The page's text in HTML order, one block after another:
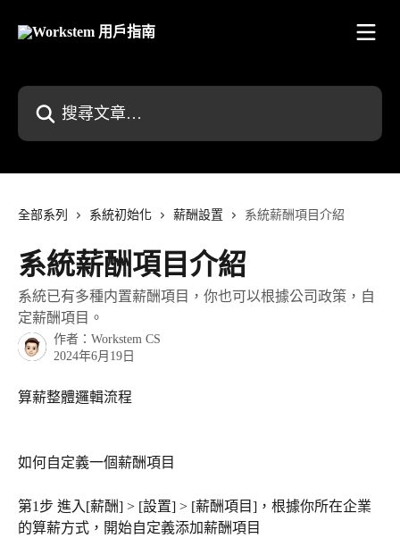
搜尋文章…
全部系列 系統初始化 薪酬設置 系統薪酬項目介紹
系統薪酬項目介紹
系統已有多種内置薪酬項目，你也可以根據公司政策，自
定薪酬項目。
作者： Workstem CS
2024年6月19日
算薪整體邏輯流程
如何自定義一個薪酬項目
第1步 進入[薪酬] > [設置] > [薪酬項目]，根據你所在企業
的算薪方式，開始自定義添加薪酬項目